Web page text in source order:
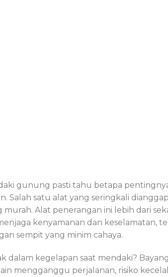
gunung pasti tahu betapa
Salah satu alat yang seringkali
Alat penerangan ini lebih dari
kenyamanan dan keselamatan,
sempit yang minim cahaya.
dalam kegelapan saat mendaki?
mengganggu perjalanan, risiko